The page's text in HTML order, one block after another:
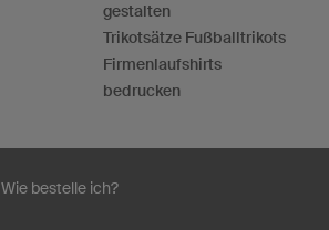
gestalten
Trikotsätze Fußballtrikots
Firmenlaufshirts
bedrucken
Wie bestelle ich?